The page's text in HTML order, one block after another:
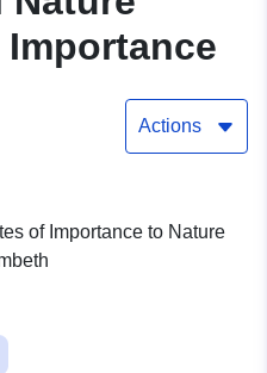
Actions
of Importance to Nature